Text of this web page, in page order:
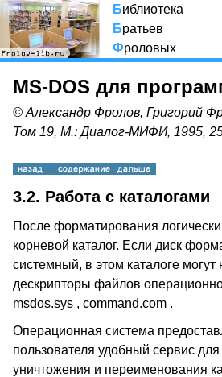
Библиотека
Братьев
Фроловых
MS-DOS для
© Александр Фролов, Григорий
Том 19, М.: Диалог-МИФИ, 1995,
3.2. Работа с каталогами
После форматирования
корневой каталог. Если диск
системный, в этом каталоге могут
дескрипторы файлов
msdos.sys , command.com .
Операционная система
пользователя удобный сервис для
уничтожения и переименования